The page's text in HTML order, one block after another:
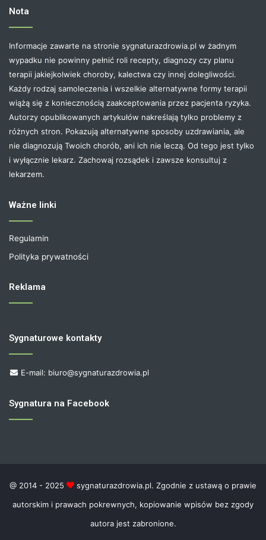
Nota
Informacje zawarte na stronie sygnaturazdrowia.pl w żadnym
wypadku nie powinny pełnić roli recepty, diagnozy czy planu
terapii jakiejkolwiek choroby, kalectwa czy innej dolegliwości.
Każdy rodzaj samoleczenia i wszelkie alternatywne formy terapii
wiążą się z koniecznością zaakceptowania przez pacjenta ryzyka.
Autorzy opublikowanych artykułów nakreślają tylko problemy z
różnych stron. Pokazują alternatywne sposoby uzdrawiania, ale
nie diagnozują Twoich chorób, ani ich nie leczą. Od tego jest tylko
i wyłącznie lekarz. Zachowaj rozsądek i zawsze konsultuj z
lekarzem.
Ważne linki
Regulamin
Polityka prywatności
Reklama
Sygnaturowe kontakty
E-mail: biuro@sygnaturazdrowia.pl
Sygnatura na Facebook
@ 2014 - 2025
sygnaturazdrowia.pl. Zgodnie z ustawą o prawie
autorskim i prawach pokrewnych, kopiowanie wpisów bez zgody
autora jest zabronione.